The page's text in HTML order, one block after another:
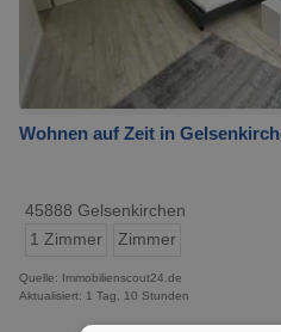
Wohnen auf Zeit in
45888 Gelsenkirchen
1 Zimmer
Zimmer
Quelle: Immobilienscout24.de
Aktualisiert: 1 Tag, 10 Stunden